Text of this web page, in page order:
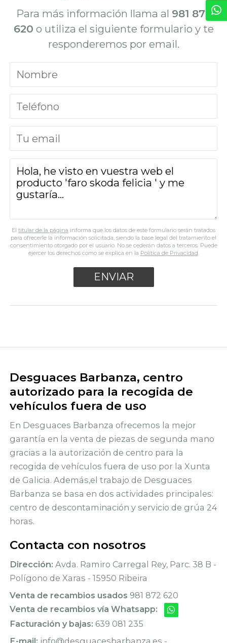
Para más información llama al 981 872
620 o utiliza el siguiente formulario y te
responderemos por email.
El titular de la página informa que los datos de este formulario serán tratados
para ofrecerle la información solicitada, siendo la base legal del tratamiento el
consentimiento otorgado por el usuario. No se cederán datos a terceros. Puede
ejercer los derechos como se explica en la Política de Privacidad.
Desguaces Barbanza, centro
autorizado para la recogida de
vehículos fuera de uso
En Desguaces Barbanza ofrecemos la mejor
garantía en la venta de piezas de segunda mano
gracias a la autorización de centro para la
recogida de vehículos fuera de uso por la Xunta
de Galicia. Además,el trabajo de Desguaces
Barbanza se basa en dos actividades principales:
centro de descontaminación y servicio de grúa 24
horas.
Contacta con nosotros
Dirección: Avda. Ramiro Carregal Rey, Parc. 38 B -
Polígono de Xaras - 15950 Ribeira
Venta de recambios usados 981 872 620
Venta de recambios vía Whatsapp:
Facturación y bajas: 639 081 235
E-mail: info@desguacesbarbanza.es -